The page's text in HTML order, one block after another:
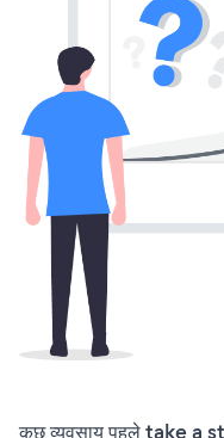
कुछ व्यवसाय पहले take a